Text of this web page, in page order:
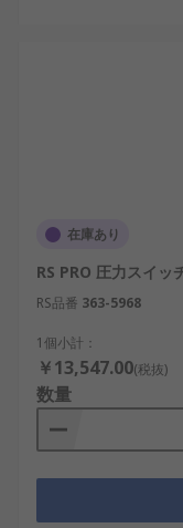
在庫あり
RS PRO 圧力スイ
RS品番 363-5968
1個小計：
￥13,547.00(税抜)
数量